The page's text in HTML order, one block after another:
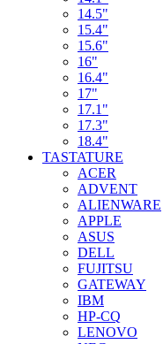
14.5"
15.4"
15.6"
16"
16.4"
17"
17.1"
17.3"
18.4"
TASTATURE
ACER
ADVENT
ALIENWARE
APPLE
ASUS
DELL
FUJITSU
GATEWAY
IBM
HP-CQ
LENOVO